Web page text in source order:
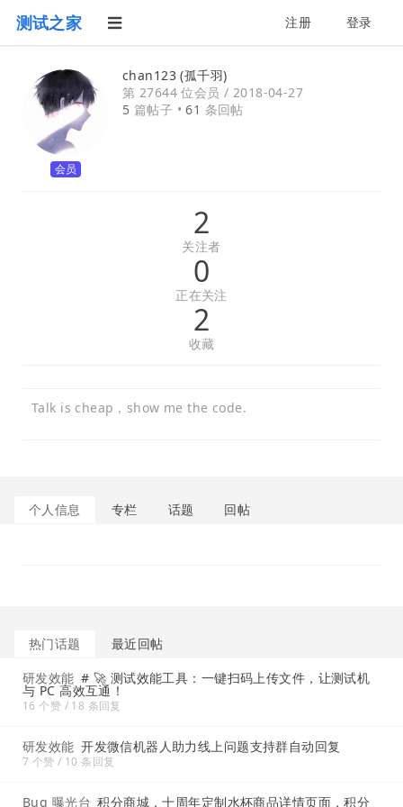
测试之家 注册 登录
会员
chan123 (孤千羽)
第 27644 位会员 / 2018-04-27
5 篇帖子 •61 条回帖
2
关注者
0
正在关注
2
收藏
Talk is cheap，show me the code.
个人信息 专栏 话题 回帖
热门话题
最近回帖
研发效能 # 🚀 测试效能工具：一键扫码上传文件，让测试机
与 PC 高效互通！
16 个赞 / 18 条回复
研发效能 开发微信机器人助力线上问题支持群自动回复
7 个赞 / 10 条回复
Bug 曝光台 积分商城，十周年定制水杯商品详情页面，积分